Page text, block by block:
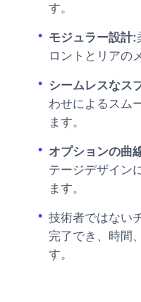
す。
モジュラー設計:
ロントとリアの
シームレスなス
わせによるスム
ます。
オプションの曲
テージデザイン
ます。
技術者ではない
完了でき、時間
す。